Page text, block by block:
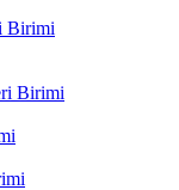
Birimi
Birimi